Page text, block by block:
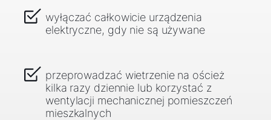
wyłączać całkowicie urządzenia
elektryczne, gdy nie są używane
przeprowadzać wietrzenie na oścież
kilka razy dziennie lub korzystać z
wentylacji mechanicznej pomieszczeń
mieszkalnych